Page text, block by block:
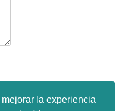
la experiencia